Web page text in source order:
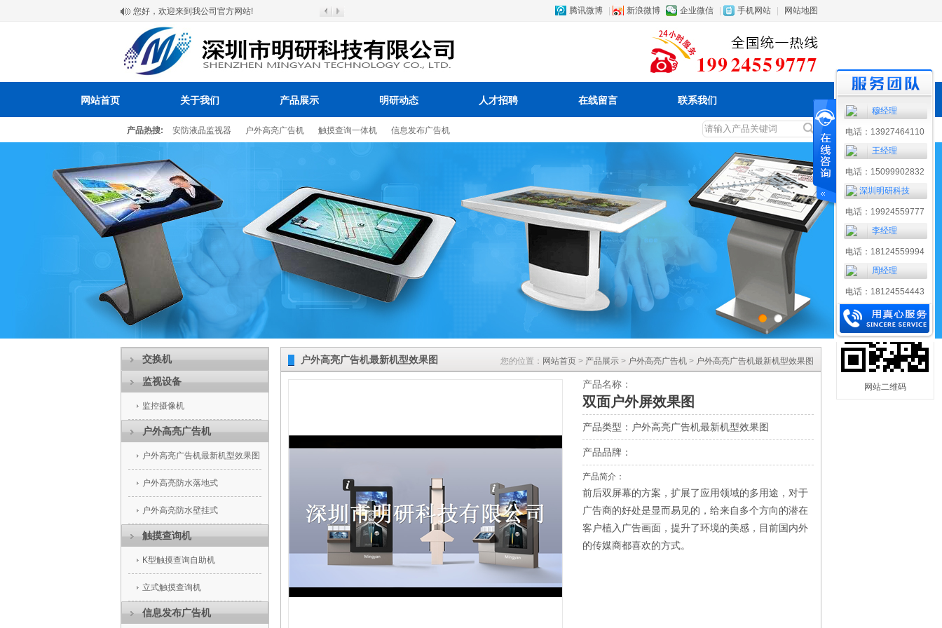
穆经理
电话：13927464110
王经理
电话：15099902832
深圳明研科技
电话：19924559777
李经理
电话：18124559994
周经理
电话：18124554443
网站二维码
您好，欢迎来到我公司官方网站! 腾讯微博 新浪微博 企业微信 手机网站 网站地图
网站首页 关于我们 产品展示 明研动态 人才招聘 在线留言 联系我们
产品热搜: 安防液晶监视器 户外高亮广告机 触摸查询一体机 信息发布广告机
百叶窗图片载入中
交换机
监视设备
监控摄像机
户外高亮广告机
户外高亮广告机最新机型效果图
户外高亮防水落地式
户外高亮防水壁挂式
触摸查询机
K型触摸查询自助机
立式触摸查询机
信息发布广告机
您的位置： 网站首页 > 产品展示 > 户外高亮广告机 > 户外高亮广告机最新机型效果图
户外高亮广告机最新机型效果图
产品名称：
双面户外屏效果图
产品类型： 户外高亮广告机最新机型效果图
产品品牌：
产品简介：
前后双屏幕的方案，扩展了应用领域的多用途，对于
广告商的好处是显而易见的，给来自多个方向的潜在
客户植入广告画面，提升了环境的美感，目前国内外
的传媒商都喜欢的方式。